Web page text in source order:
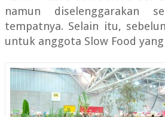
namun diselenggarakan
tempatnya. Selain itu,
untuk anggota Slow Food